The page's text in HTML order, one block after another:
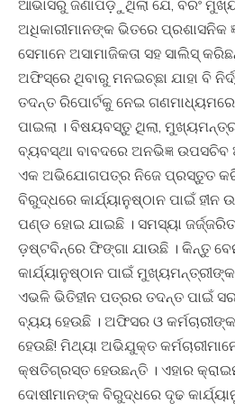
ଆଭାସରୁ ଜଣାପଡ଼ୁଥିଲା ଯେ, ବରଂ
ଅଧିକାରୀମାନଙ୍କ ଭିତରେ ପ୍ରଶାସନିକ
ସେମାନେ ଅସାମାଜିକତା ସହ ସାଲିସ୍
ଅଫିସ୍‌ରେ ଥିବାରୁ ମନଇଚ୍ଛା ଯାହା ବି
ତଦନ୍ତ ରିପୋର୍ଟକୁ ନେଇ
ପାଇଲା । ବିଷୟବସ୍ତୁ ଥିଲା,
ବ୍ୟବସ୍ଥା ବାବଦରେ ଅନଭିଜ୍ଞ ଉପସଚିବ
ଏକ ଅଭିଯୋଗପତ୍ର ନିଜେ ପ୍ରସ୍ତୁତ କରି
ବିରୁଦ୍ଧରେ କାର୍ଯ୍ୟାନୁଷ୍ଠାନ ପାଇଁ ହୀନ
ପଣ୍ଡ ହୋଇ ଯାଇଛି । ସମସ୍ୟା
ଡ଼ଷ୍ଟବିନ୍‌ରେ ଫିଙ୍ଗା ଯାଉଛି । କିନ୍ତୁ
କାର୍ଯ୍ୟାନୁଷ୍ଠାନ ପାଇଁ
ଏଭଳି ଭିତିହୀନ ପତ୍ରର ତଦନ୍ତ ପାଇଁ
ବ୍ୟୟ ହେଉଛି । ଅଫିସର ଓ
ହେଉଛି! ମିଥ୍ୟା ଅଭିଯୁକ୍ତ
କ୍ଷତିଗ୍ରସ୍ତ ହେଉଛନ୍ତି । ଏହାର
ଦୋଷୀମାନଙ୍କ ବିରୁଦ୍ଧରେ ଦୃଢ